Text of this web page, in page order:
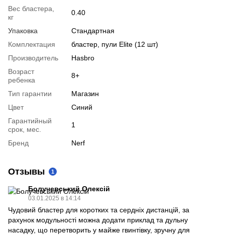
Вес бластера,
кг
0.40
Упаковка
Стандартная
Комплектация
бластер, пули Elite (12 шт)
Производитель
Hasbro
Возраст
ребенка
8+
Тип гарантии
Магазин
Цвет
Синий
Гарантийный
срок, мес.
1
Бренд Nerf
Отзывы 1
Болучевський Олексій
03.01.2025 в 14:14
Чудовий бластер для коротких та сердніх дистанцій, за
рахунок модульності можна додати приклад та дульну
насадку, що перетворить у майже гвинтівку, зручну для